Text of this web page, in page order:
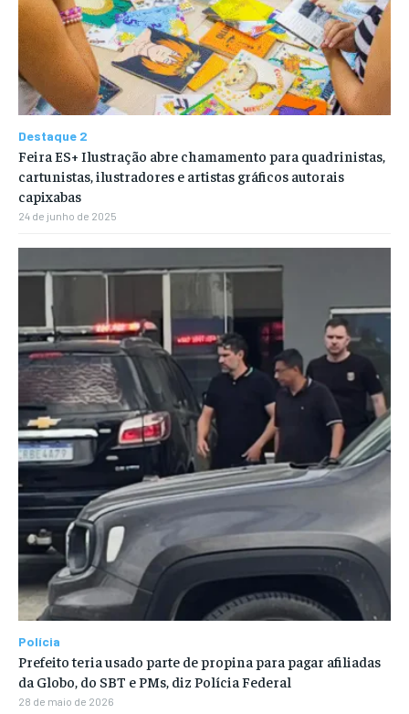
Destaque 2
Feira ES+ Ilustração abre chamamento para quadrinistas,
cartunistas, ilustradores e artistas gráficos autorais
capixabas
24 de junho de 2025
Polícia
Prefeito teria usado parte de propina para pagar afiliadas
da Globo, do SBT e PMs, diz Polícia Federal
28 de maio de 2026